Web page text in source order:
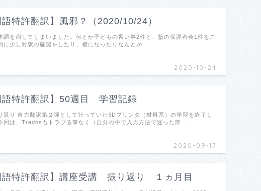
語特許翻訳】風邪？（2020/10/24）
2020-10-24
調を崩してしまいました。何とか子どもの習い事2件と、塾の保護者会1件をこ
に少し対訳の確認をしたり、横になったりなんとか …
語特許翻訳】50週目 学習記録
2020-09-17
返り 自力翻訳第２弾として行っていた3Dプリンタ（材料系）の学習を終了し
回は、Tradosもトラブる事なく（自分の中で入力方法で迷った部 …
語特許翻訳】講座受講 振り返り １ヵ月目